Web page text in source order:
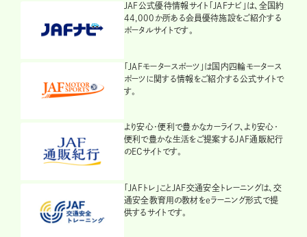
JAF公式優待情報サイト「JAFナビ」は、全国約
44,000か所ある会員優待施設をご紹介する
ポータルサイトです。
「JAFモータースポーツ」は国内四輪モータース
ポーツに関する情報をご紹介する公式サイトで
す。
より安心・便利で豊かなカーライフ、より安心・
便利で豊かな生活をご提案するJAF通販紀行
のECサイトです。
「JAFトレ」ことJAF交通安全トレーニングは、交
通安全教育用の教材をeラーニング形式で提
供するサイトです。